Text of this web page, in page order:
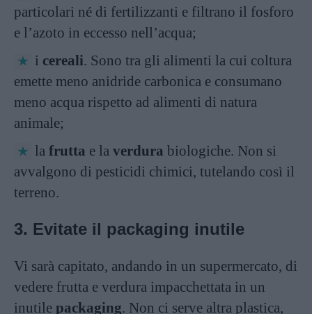
particolari né di fertilizzanti e filtrano il fosforo
e l’azoto in eccesso nell’acqua;
i cereali. Sono tra gli alimenti la cui coltura
emette meno anidride carbonica e consumano
meno acqua rispetto ad alimenti di natura
animale;
la frutta e la verdura biologiche. Non si
avvalgono di pesticidi chimici, tutelando così il
terreno.
3. Evitate il packaging inutile
Vi sarà capitato, andando in un supermercato, di
vedere frutta e verdura impacchettata in un
inutile packaging. Non ci serve altra plastica,